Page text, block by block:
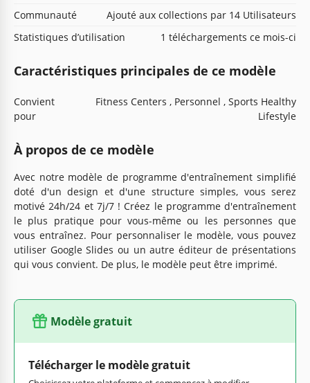
Communauté
Ajouté aux collections par 14 Utilisateurs
Statistiques d’utilisation
1 téléchargements ce mois-ci
Caractéristiques principales de ce modèle
Convient
pour
Fitness Centers , Personnel , Sports Healthy
Lifestyle
À propos de ce modèle
Avec notre modèle de programme d'entraînement simplifié
doté d'un design et d'une structure simples, vous serez
motivé 24h/24 et 7j/7 ! Créez le programme d'entraînement
le plus pratique pour vous-même ou les personnes que
vous entraînez. Pour personnaliser le modèle, vous pouvez
utiliser Google Slides ou un autre éditeur de présentations
qui vous convient. De plus, le modèle peut être imprimé.
Modèle gratuit
Télécharger le modèle gratuit